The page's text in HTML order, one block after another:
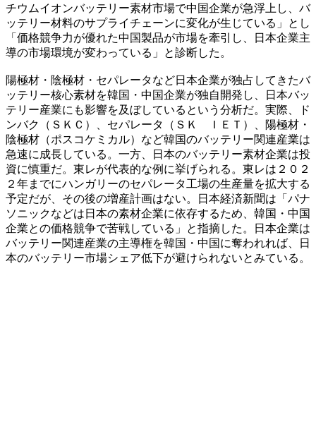
チウムイオンバッテリー素材市場で中国企業が急浮上し、バ
ッテリー材料のサプライチェーンに変化が生じている」とし
「価格競争力が優れた中国製品が市場を牽引し、日本企業主
導の市場環境が変わっている」と診断した。
陽極材・陰極材・セパレータなど日本企業が独占してきたバ
ッテリー核心素材を韓国・中国企業が独自開発し、日本バッ
テリー産業にも影響を及ぼしているという分析だ。実際、ド
ンバク（ＳＫＣ）、セパレータ（ＳＫ ＩＥＴ）、陽極材・
陰極材（ポスコケミカル）など韓国のバッテリー関連産業は
急速に成長している。一方、日本のバッテリー素材企業は投
資に慎重だ。東レが代表的な例に挙げられる。東レは２０２
２年までにハンガリーのセパレータ工場の生産量を拡大する
予定だが、その後の増産計画はない。日本経済新聞は「パナ
ソニックなどは日本の素材企業に依存するため、韓国・中国
企業との価格競争で苦戦している」と指摘した。日本企業は
バッテリー関連産業の主導権を韓国・中国に奪われれば、日
本のバッテリー市場シェア低下が避けられないとみている。